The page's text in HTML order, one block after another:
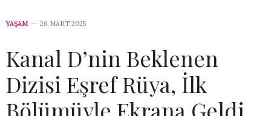
YAŞAM 20 MART 2025
Kanal D’nin Beklenen
Dizisi Eşref Rüya, İlk
Bölümüyle Ekrana Geldi.